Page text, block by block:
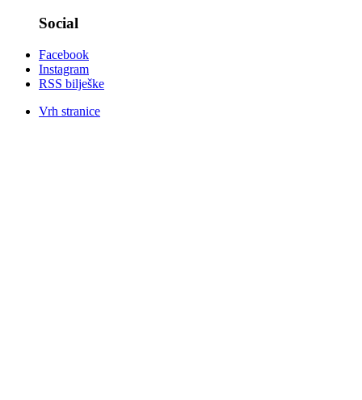
Social
Facebook
Instagram
RSS bilješke
Vrh stranice